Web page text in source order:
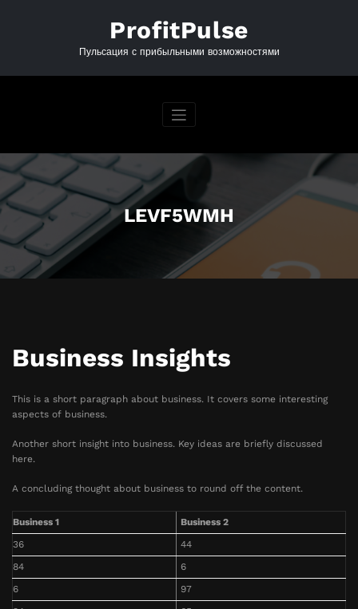
ProfitPulse
Пульсация с прибыльными возможностями
LEVF5WMH
Business Insights
This is a short paragraph about business. It covers some interesting
aspects of business.
Another short insight into business. Key ideas are briefly discussed
here.
A concluding thought about business to round off the content.
Business 1
Business 2
36
44
84
6
6
97